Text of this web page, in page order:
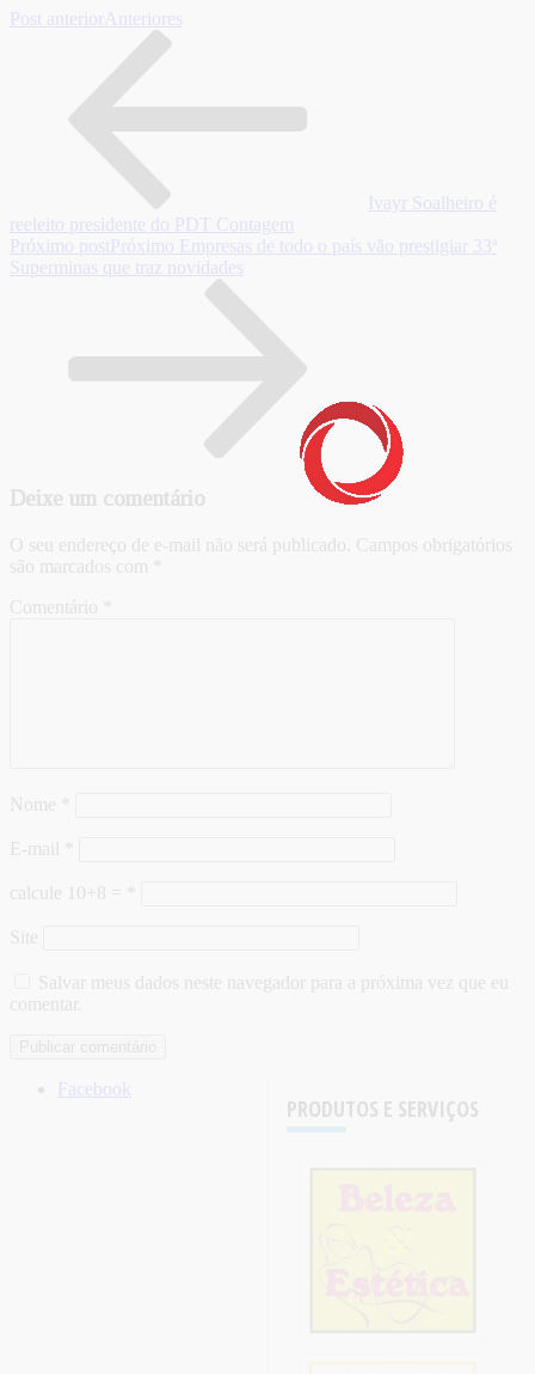
Post anterior Anteriores
Ivayr Soalheiro é
reeleito presidente do PDT Contagem
Próximo post Próximo Empresas de todo o país vão prestigiar 33ª
Superminas que traz novidades
Deixe um comentário
O seu endereço de e-mail não será publicado. Campos obrigatórios
são marcados com
Comentário
Nome
E-mail
calcule 10+8 =
Site
Salvar meus dados neste navegador para a próxima vez que eu
comentar.
PRODUTOS E SERVIÇOS
Facebook